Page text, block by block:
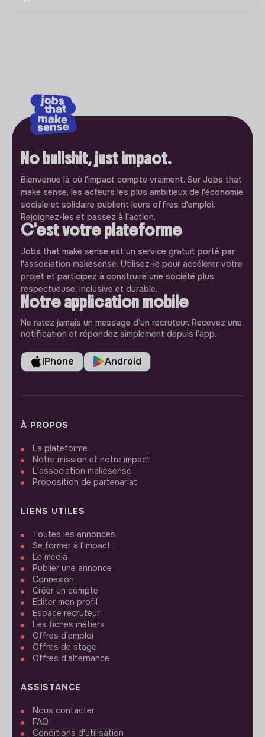
No bullshit, just impact.
Bienvenue là où l'impact compte vraiment. Sur Jobs that
make sense, les acteurs les plus ambitieux de l'économie
sociale et solidaire publient leurs offres d'emploi.
Rejoignez-les et passez à l'action.
C'est votre plateforme
Jobs that make sense est un service gratuit porté par
l'association makesense. Utilisez-le pour accélerer votre
projet et participez à construire une société plus
respectueuse, inclusive et durable.
Notre application mobile
Ne ratez jamais un message d’un recruteur. Recevez une
notification et répondez simplement depuis l’app.
iPhone Android
À PROPOS
La plateforme
Notre mission et notre impact
L'association makesense
Proposition de partenariat
LIENS UTILES
Toutes les annonces
Se former à l'impact
Le media
Publier une annonce
Connexion
Créer un compte
Editer mon profil
Espace recruteur
Les fiches métiers
Offres d'emploi
Offres de stage
Offres d'alternance
ASSISTANCE
Nous contacter
FAQ
Conditions d'utilisation